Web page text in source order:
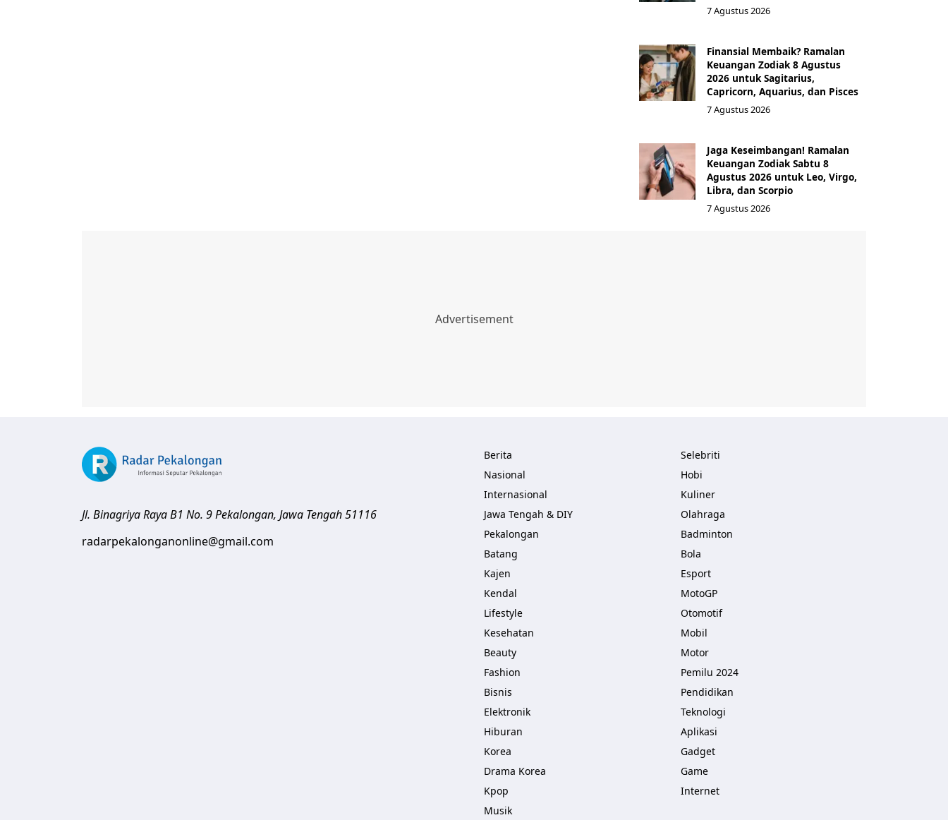
7 Agustus 2026
Finansial Membaik? Ramalan
Keuangan Zodiak 8 Agustus
2026 untuk Sagitarius,
Capricorn, Aquarius, dan Pisces
7 Agustus 2026
Jaga Keseimbangan! Ramalan
Keuangan Zodiak Sabtu 8
Agustus 2026 untuk Leo, Virgo,
Libra, dan Scorpio
7 Agustus 2026
Jl. Binagriya Raya B1 No. 9Pekalongan, Jawa Tengah51116
radarpekalonganonline@gmail.com
Berita
Nasional
Internasional
Jawa Tengah & DIY
Pekalongan
Batang
Kajen
Kendal
Lifestyle
Kesehatan
Beauty
Fashion
Bisnis
Elektronik
Hiburan
Korea
Drama Korea
Kpop
Musik
Selebriti
Hobi
Kuliner
Olahraga
Badminton
Bola
Esport
MotoGP
Otomotif
Mobil
Motor
Pemilu 2024
Pendidikan
Teknologi
Aplikasi
Gadget
Game
Internet